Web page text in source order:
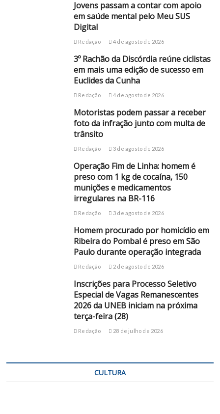
Jovens passam a contar com apoio
em saúde mental pelo Meu SUS
Digital
Redação 4 de agosto de 2026
3º Rachão da Discórdia reúne ciclistas
em mais uma edição de sucesso em
Euclides da Cunha
Redação 4 de agosto de 2026
Motoristas podem passar a receber
foto da infração junto com multa de
trânsito
Redação 3 de agosto de 2026
Operação Fim de Linha: homem é
preso com 1 kg de cocaína, 150
munições e medicamentos
irregulares na BR-116
Redação 3 de agosto de 2026
Homem procurado por homicídio em
Ribeira do Pombal é preso em São
Paulo durante operação integrada
Redação 2 de agosto de 2026
Inscrições para Processo Seletivo
Especial de Vagas Remanescentes
2026 da UNEB iniciam na próxima
terça-feira (28)
Redação 28 de julho de 2026
CULTURA